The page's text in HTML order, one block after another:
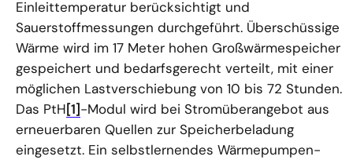
Einleittemperatur berücksichtigt und
Sauerstoffmessungen durchgeführt. Überschüssige
Wärme wird im 17 Meter hohen Großwärmespeicher
gespeichert und bedarfsgerecht verteilt, mit einer
möglichen Lastverschiebung von 10 bis 72 Stunden.
Das PtH[1]-Modul wird bei Stromüberangebot aus
erneuerbaren Quellen zur Speicherbeladung
eingesetzt. Ein selbstlernendes Wärmepumpen-